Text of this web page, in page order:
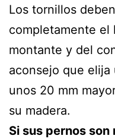
Los tornillos
completamente el
montante y del
aconsejo que
unos 20 mm
su madera.
Si sus pernos son